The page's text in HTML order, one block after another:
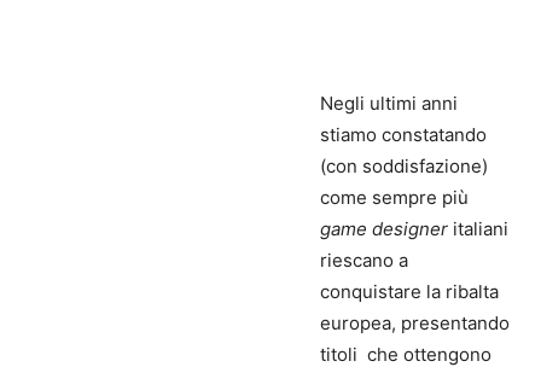
Negli ultimi anni
stiamo constatando
(con soddisfazione)
come sempre più
game designer italiani
riescano a
conquistare la ribalta
europea, presentando
titoli che ottengono